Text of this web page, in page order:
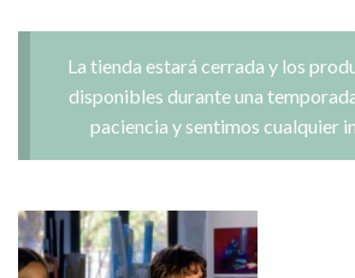
La tienda estará cerrada y los
disponibles durante una
paciencia y sentimos cualquier